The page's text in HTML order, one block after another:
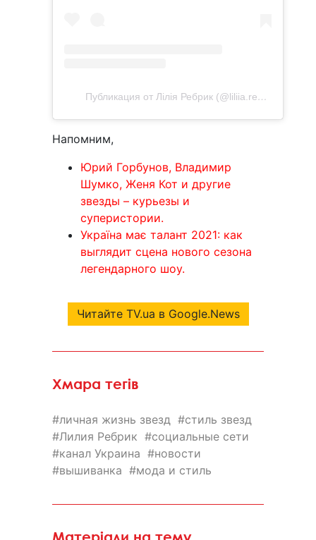
Публикация от Лілія Ребрик (@liliia.rebrik)
Напомним,
Юрий Горбунов, Владимир
Шумко, Женя Кот и другие
звезды – курьезы и
суперистории.
Україна має талант 2021: как
выглядит сцена нового сезона
легендарного шоу.
Читайте TV.ua в Google.News
Хмара тегів
личная жизнь звезд
стиль звезд
Лилия Ребрик
социальные сети
канал Украина
новости
вышиванка
мода и стиль